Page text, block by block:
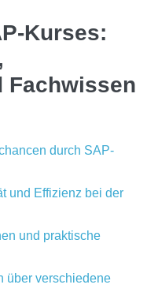
Kurses:
Fachwissen
durch SAP-
und Effizienz bei der
und praktische
über verschiedene